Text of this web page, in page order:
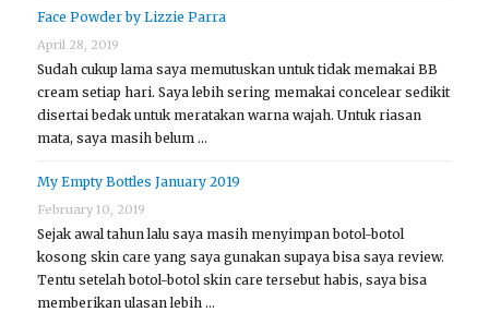
Face Powder by Lizzie Parra
April 28, 2019
Sudah cukup lama saya memutuskan untuk tidak memakai BB
cream setiap hari. Saya lebih sering memakai concelear sedikit
disertai bedak untuk meratakan warna wajah. Untuk riasan
mata, saya masih belum …
My Empty Bottles January 2019
February 10, 2019
Sejak awal tahun lalu saya masih menyimpan botol-botol
kosong skin care yang saya gunakan supaya bisa saya review.
Tentu setelah botol-botol skin care tersebut habis, saya bisa
memberikan ulasan lebih …